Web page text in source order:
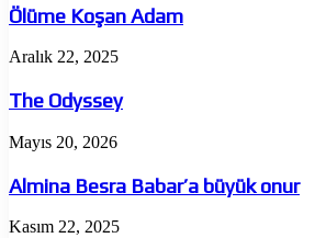
Adam
Ölüme Koşan Adam
The
Aralık 22, 2025
The Odyssey
Almina
Babar’a
büyük
onur
Mayıs 20, 2026
Almina Besra Babar’a büyük onur
Jujutsu
Kasım 22, 2025